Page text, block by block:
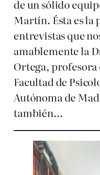
de un sólido
Martín. Ésta es la
entrevistas que
amablemente la
Ortega, profesora
Facultad de
Autónoma de
también…